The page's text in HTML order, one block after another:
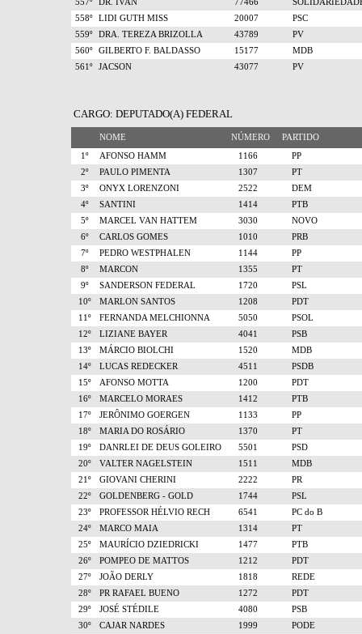
557º
DR. IVAN 77466
558º
LIDI GUTH MISS 20007
PSC
559º
DRA. TEREZA BRIZOLLA 43789
PV
560º
GILBERTO F. BALDASSO 15177
MDB
561º
JACSON 43077 PV
CARGO: DEPUTADO(A) FEDERAL
NOME NÚMERO PARTIDO
1º AFONSO HAMM 1166
PP
2º
PAULO PIMENTA 1307
PT
3º
ONYX LORENZONI 2522
DEM
4º
SANTINI 1414
PTB
5º
MARCEL VAN HATTEM 3030
NOVO
6º
CARLOS GOMES 1010
PRB
7º
PEDRO WESTPHALEN 1144
PP
8º
MARCON 1355
PT
9º
SANDERSON FEDERAL 1720
PSL
10º
MARLON SANTOS 1208
PDT
11º
FERNANDA MELCHIONNA 5050
PSOL
12º
LIZIANE BAYER 4041
PSB
13º
MÁRCIO BIOLCHI 1520
MDB
14º
LUCAS REDECKER 4511
PSDB
15º
AFONSO MOTTA 1200
PDT
16º
MARCELO MORAES 1412
PTB
17º
JERÔNIMO GOERGEN 1133
PP
18º
MARIA DO ROSÁRIO 1370
PT
19º
DANRLEI DE DEUS GOLEIRO 5501
PSD
20º
VALTER NAGELSTEIN 1511
MDB
21º
GIOVANI CHERINI 2222
PR
22º
GOLDENBERG - GOLD 1744
PSL
23º
PROFESSOR HÉLVIO RECH 6541
PC do B
24º
MARCO MAIA 1314
PT
25º
MAURÍCIO DZIEDRICKI 1477
PTB
26º
POMPEO DE MATTOS 1212
PDT
27º
JOÃO DERLY 1818
REDE
28º
PR RAFAEL BUENO 1272
PDT
29º
JOSÉ STÉDILE 4080
PSB
30º
CAJAR NARDES 1999
PODE